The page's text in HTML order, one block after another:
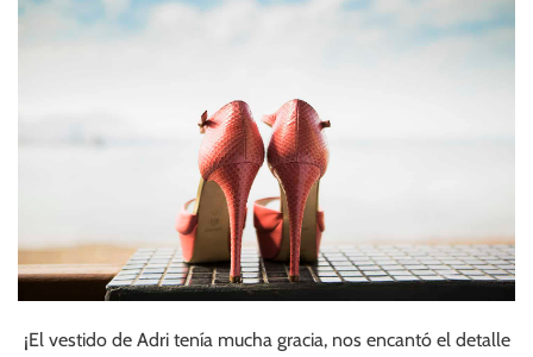
¡El vestido de Adri tenía mucha gracia, nos encantó el detalle